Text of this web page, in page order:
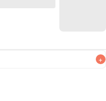
+
上がりいただくことをお